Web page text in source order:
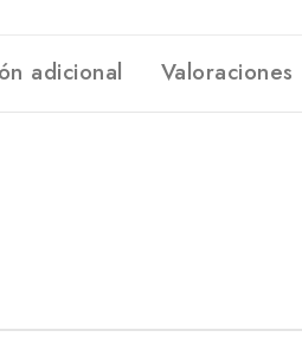
adicional